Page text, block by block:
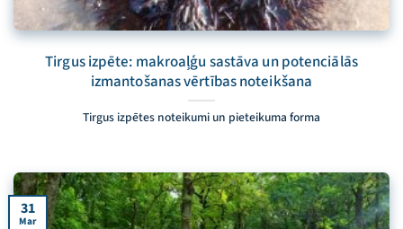
Tirgus izpēte: makroaļģu sastāva un potenciālās
izmantošanas vērtības noteikšana
Tirgus izpētes noteikumi un pieteikuma forma
31
Mar